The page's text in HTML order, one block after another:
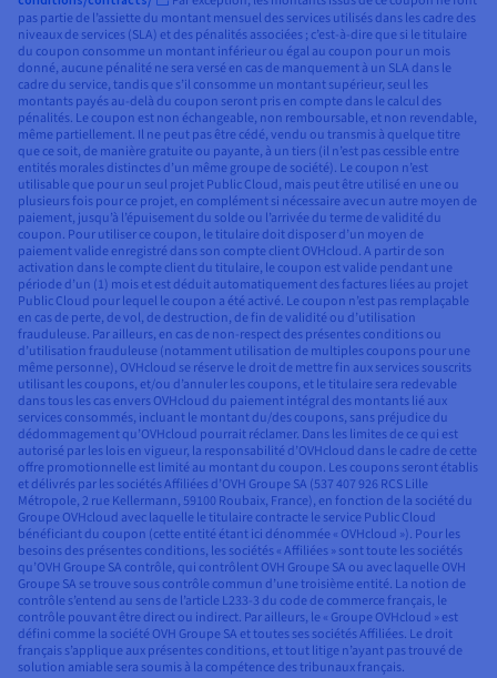
pas partie de l’assiette du montant mensuel des services utilisés dans les cadre des
niveaux de services (SLA) et des pénalités associées ; c’est-à-dire que si le titulaire
du coupon consomme un montant inférieur ou égal au coupon pour un mois
donné, aucune pénalité ne sera versé en cas de manquement à un SLA dans le
cadre du service, tandis que s’il consomme un montant supérieur, seul les
montants payés au-delà du coupon seront pris en compte dans le calcul des
pénalités. Le coupon est non échangeable, non remboursable, et non revendable,
même partiellement. Il ne peut pas être cédé, vendu ou transmis à quelque titre
que ce soit, de manière gratuite ou payante, à un tiers (il n’est pas cessible entre
entités morales distinctes d’un même groupe de société). Le coupon n’est
utilisable que pour un seul projet Public Cloud, mais peut être utilisé en une ou
plusieurs fois pour ce projet, en complément si nécessaire avec un autre moyen de
paiement, jusqu’à l’épuisement du solde ou l’arrivée du terme de validité du
coupon. Pour utiliser ce coupon, le titulaire doit disposer d’un moyen de
paiement valide enregistré dans son compte client OVHcloud. A partir de son
activation dans le compte client du titulaire, le coupon est valide pendant une
période d’un (1) mois et est déduit automatiquement des factures liées au projet
Public Cloud pour lequel le coupon a été activé. Le coupon n’est pas remplaçable
en cas de perte, de vol, de destruction, de fin de validité ou d’utilisation
frauduleuse. Par ailleurs, en cas de non-respect des présentes conditions ou
d’utilisation frauduleuse (notamment utilisation de multiples coupons pour une
même personne), OVHcloud se réserve le droit de mettre fin aux services souscrits
utilisant les coupons, et/ou d’annuler les coupons, et le titulaire sera redevable
dans tous les cas envers OVHcloud du paiement intégral des montants lié aux
services consommés, incluant le montant du/des coupons, sans préjudice du
dédommagement qu’OVHcloud pourrait réclamer. Dans les limites de ce qui est
autorisé par les lois en vigueur, la responsabilité d’OVHcloud dans le cadre de cette
offre promotionnelle est limité au montant du coupon. Les coupons seront établis
et délivrés par les sociétés Affiliées d’OVH Groupe SA (537 407 926 RCS Lille
Métropole, 2 rue Kellermann, 59100 Roubaix, France), en fonction de la société du
Groupe OVHcloud avec laquelle le titulaire contracte le service Public Cloud
bénéficiant du coupon (cette entité étant ici dénommée « OVHcloud »). Pour les
besoins des présentes conditions, les sociétés « Affiliées » sont toute les sociétés
qu’OVH Groupe SA contrôle, qui contrôlent OVH Groupe SA ou avec laquelle OVH
Groupe SA se trouve sous contrôle commun d’une troisième entité. La notion de
contrôle s’entend au sens de l’article L233-3 du code de commerce français, le
contrôle pouvant être direct ou indirect. Par ailleurs, le « Groupe OVHcloud » est
défini comme la société OVH Groupe SA et toutes ses sociétés Affiliées. Le droit
français s’applique aux présentes conditions, et tout litige n’ayant pas trouvé de
solution amiable sera soumis à la compétence des tribunaux français.